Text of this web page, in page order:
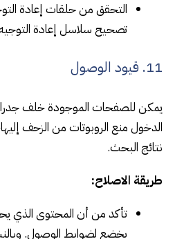
التحقق من حلقات إعادة
تصحيح سلاسل إعادة
11. قيود الوصول
يمكن للصفحات الموجودة خلف
الدخول منع الروبوتات من الزحف
نتائج البحث.
طريقة الاصلاح:
تأكد من أن المحتوى الذي
يخضع لضوابط الوصول.